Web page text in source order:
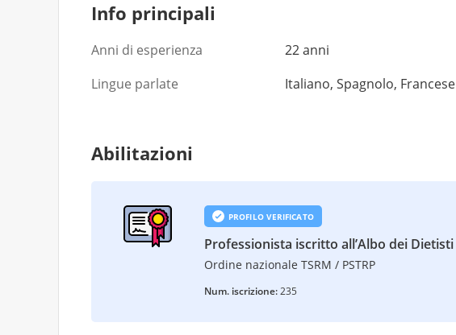
Info principali
Anni di esperienza
22 anni
Lingue parlate
Italiano, Spagnolo, Francese
Abilitazioni
PROFILO VERIFICATO
Professionista iscritto all’Albo dei Dietisti
Ordine nazionale TSRM / PSTRP
Num. iscrizione:235